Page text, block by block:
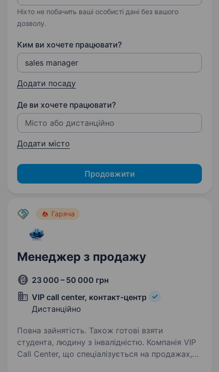
Ніхто не побачить ваші особисті дані без вашого
дозволу.
Ким ви хочете працювати?
Додати посаду
Де ви хочете працювати?
Додати місто
Продовжити
Гаряча
Менеджер з продажу
23 000 – 50 000 грн
VIP call center, контакт-центр
Дистанційно
Повна зайнятість. Також готові взяти
студента, людину з інвалідністю. Компанія VIP
Call Center, що спеціалізується на продажах,